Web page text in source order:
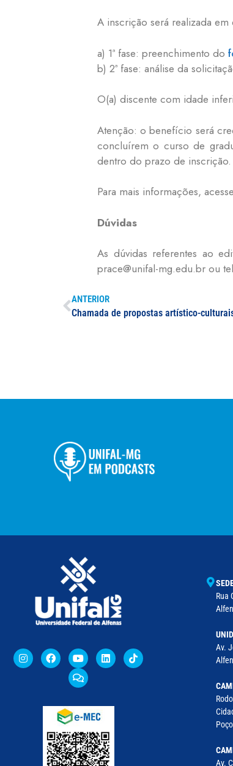
A inscrição será realizada em
a) 1ª fase: preenchimento do
b) 2ª fase: análise da
O(a) discente com idade
Atenção: o benefício será
concluírem o curso de
dentro do prazo de inscrição.
Para mais informações,
Dúvidas
As dúvidas referentes ao
prace@unifal-mg.edu.br ou
ANTERIOR
Rua
Av.
Av.